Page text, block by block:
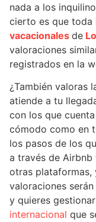
nada a los
cierto es que toda
vacacionales de
valoraciones
registrados en la
¿También valoras
atiende a tu
con los que
cómodo como en
los pasos de los
a través de Airbnb
otras plataformas,
valoraciones
y quieres
internacional que